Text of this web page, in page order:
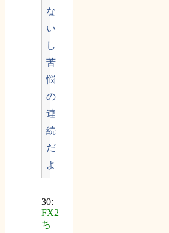
な
い
し
苦
悩
の
連
続
だ
よ
30:
FX2
ち